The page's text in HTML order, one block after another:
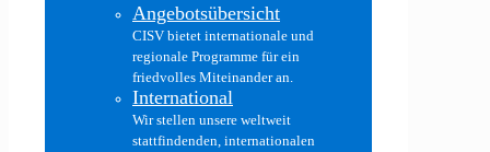
Angebotsübersicht
CISV bietet internationale und
regionale Programme für ein
friedvolles Miteinander an.
International
Wir stellen unsere weltweit
stattfindenden, internationalen